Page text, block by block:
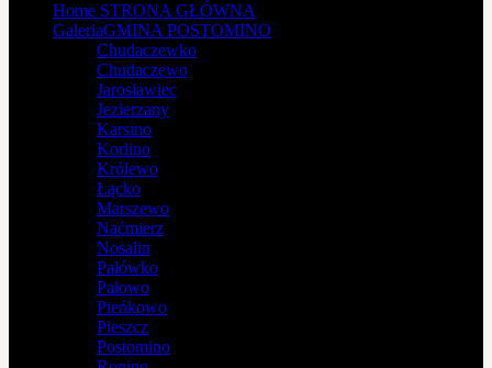
Home STRONA GŁÓWNA
GaleriaGMINA POSTOMINO
Chudaczewko
Chudaczewo
Jarosławiec
Jezierzany
Karsino
Korlino
Królewo
Łącko
Marszewo
Naćmierz
Nosalin
Pałówko
Pałowo
Pieńkowo
Pieszcz
Postomino